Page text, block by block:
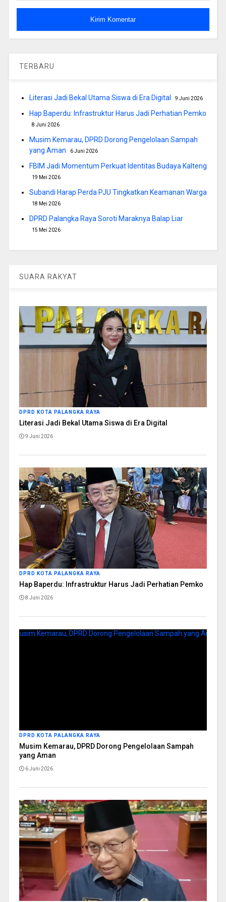
TERBARU
Literasi Jadi Bekal Utama Siswa di Era Digital 9 Juni 2026
Hap Baperdu: Infrastruktur Harus Jadi Perhatian Pemko
8 Juni 2026
Musim Kemarau, DPRD Dorong Pengelolaan Sampah
yang Aman
6 Juni 2026
FBIM Jadi Momentum Perkuat Identitas Budaya Kalteng
19 Mei 2026
Subandi Harap Perda PJU Tingkatkan Keamanan Warga
18 Mei 2026
DPRD Palangka Raya Soroti Maraknya Balap Liar
15 Mei 2026
SUARA RAKYAT
DPRD KOTA PALANGKA RAYA
Literasi Jadi Bekal Utama Siswa di Era Digital
9 Juni 2026
DPRD KOTA PALANGKA RAYA
Hap Baperdu: Infrastruktur Harus Jadi Perhatian Pemko
8 Juni 2026
DPRD KOTA PALANGKA RAYA
Musim Kemarau, DPRD Dorong Pengelolaan Sampah
yang Aman
6 Juni 2026